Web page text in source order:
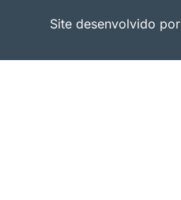
Site desenvolvido por